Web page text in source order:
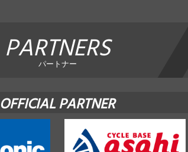
PARTNERS
パートナー
OFFICIAL PARTNER